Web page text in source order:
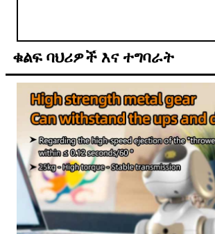
ቁልፍ ባህሪዎች እና ተግባራት